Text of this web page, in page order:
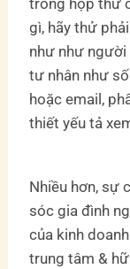
trong hộp thư
gì, hãy thử
như như
tư nhân như
hoặc email,
thiết yếu tả
Nhiều hơn, sự
sóc gia đình
của kinh
trung tâm &